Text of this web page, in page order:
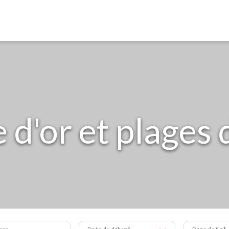
d'or et plages